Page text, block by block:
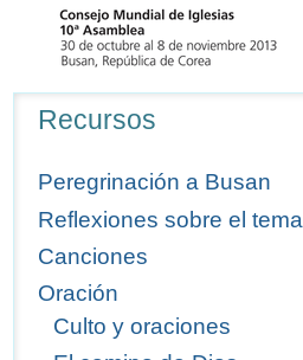
Recursos
Peregrinación a Busan
Reflexiones sobre el tema
Canciones
Oración
Culto y oraciones